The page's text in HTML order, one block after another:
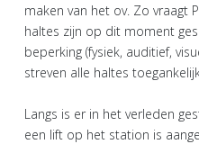
maken van het ov. Zo vraagt
haltes zijn op dit moment
beperking (fysiek, auditief,
streven alle haltes
Langs is er in het verleden
een lift op het station is